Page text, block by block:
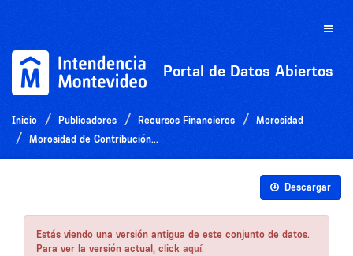
Toggle
Portal de Datos Abiertos
Inicio Publicadores Recursos Financieros
Morosidad
Morosidad de Contribución...
Descargar
Estás viendo una versión antigua de este conjunto de datos.
Para ver la versión actual, click aquí.